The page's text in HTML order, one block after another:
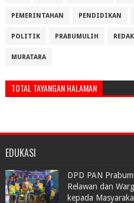
PEMERINTAHAN PENDIDIKAN
POLITIK PRABUMULIH
MURATARA
TOTAL TAYANGAN HALAMAN
EDUKASI
DPD PAN
Relawan dan
kepada